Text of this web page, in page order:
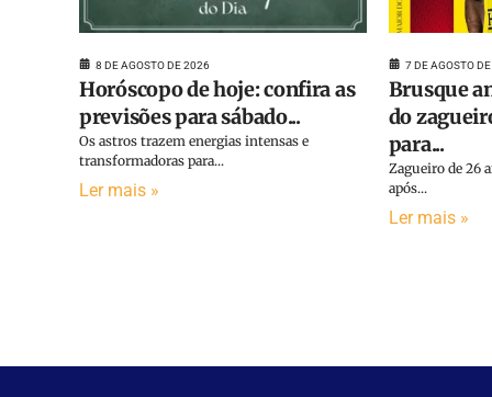
8 DE AGOSTO DE 2026
Horóscopo de hoje: confira as
previsões para sábado...
Os astros trazem energias intensas e
transformadoras para...
Ler mais »
7 DE AGOSTO
Brusque
do
para...
Zagueiro de 26
após...
Ler mais »